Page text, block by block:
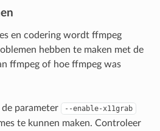
en codering wordt ffmpeg
hebben te maken met de
ffmpeg of hoe ffmpeg was
parameter --enable-x11grab
te kunnen maken. Controleer